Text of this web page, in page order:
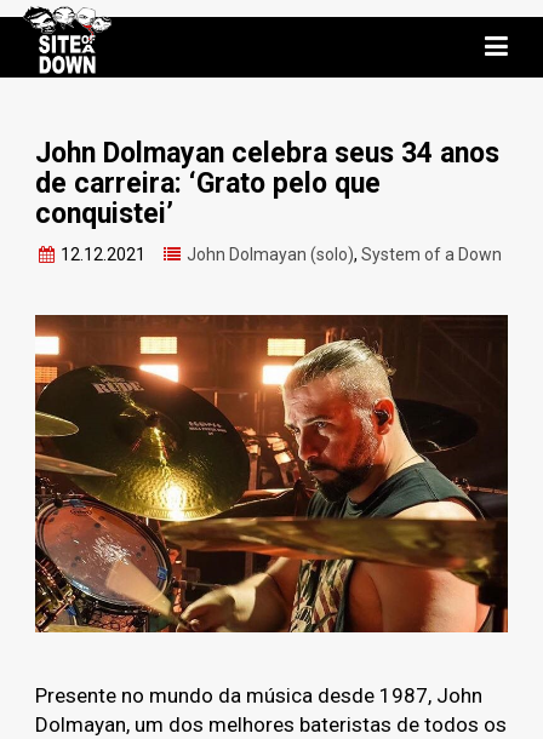
John Dolmayan celebra seus 34 anos
de carreira: ‘Grato pelo que
conquistei’
12.12.2021 John Dolmayan (solo), System of a Down
Presente no mundo da música desde 1987, John
Dolmayan, um dos melhores bateristas de todos os